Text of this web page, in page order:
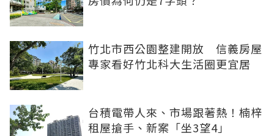
竹北市西公園整建開放 信義房屋
專家看好竹北科大生活圈更宜居
台積電帶人來、市場跟著熱！楠梓
租屋搶手、新案「坐3望4」